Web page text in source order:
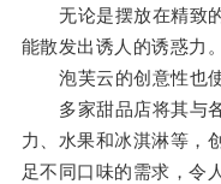
无论是摆放在精致的
能散发出诱人的诱惑力。
泡芙云的创意性也使
多家甜品店将其与各
力、水果和冰淇淋等，
足不同口味的需求，令